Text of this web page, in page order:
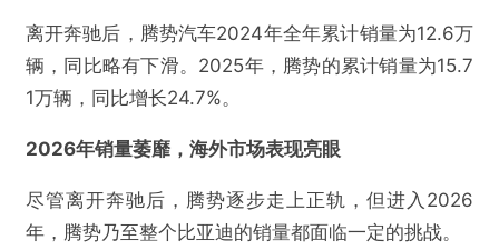
离开奔驰后，腾势汽车2024年全年累计销量为12.6万
辆，同比略有下滑。2025年，腾势的累计销量为15.7
1万辆，同比增长24.7%。
2026年销量萎靡，海外市场表现亮眼
尽管离开奔驰后，腾势逐步走上正轨，但进入2026
年，腾势乃至整个比亚迪的销量都面临一定的挑战。